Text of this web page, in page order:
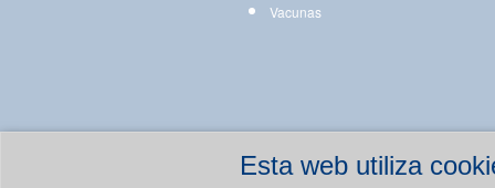
Esta web utiliza
Vacunas